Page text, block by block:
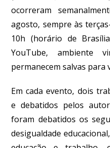
ocorreram
agosto, sempre às
10h (horário de
YouTube, ambiente
permanecem salvas para
Em cada evento, dois
e debatidos pelos
foram debatidos os
desigualdade